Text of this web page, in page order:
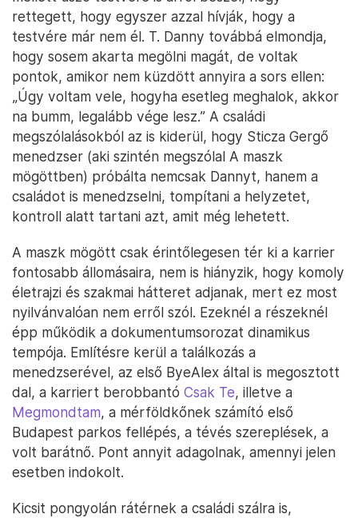
rettegett, hogy egyszer azzal hívják, hogy a
testvére már nem él. T. Danny továbbá elmondja,
hogy sosem akarta megölni magát, de voltak
pontok, amikor nem küzdött annyira a sors ellen:
„Úgy voltam vele, hogyha esetleg meghalok, akkor
na bumm, legalább vége lesz.” A családi
megszólalásokból az is kiderül, hogy Sticza Gergő
menedzser (aki szintén megszólal A maszk
mögöttben) próbálta nemcsak Dannyt, hanem a
családot is menedzselni, tompítani a helyzetet,
kontroll alatt tartani azt, amit még lehetett.
A maszk mögött csak érintőlegesen tér ki a karrier
fontosabb állomásaira, nem is hiányzik, hogy komoly
életrajzi és szakmai hátteret adjanak, mert ez most
nyilvánvalóan nem erről szól. Ezeknél a részeknél
épp működik a dokumentumsorozat dinamikus
tempója. Említésre kerül a találkozás a
menedzserével, az első ByeAlex által is megosztott
dal, a karriert berobbantó Csak Te, illetve a
Megmondtam, a mérföldkőnek számító első
Budapest parkos fellépés, a tévés szereplések, a
volt barátnő. Pont annyit adagolnak, amennyi jelen
esetben indokolt.
Kicsit pongyolán rátérnek a családi szálra is,